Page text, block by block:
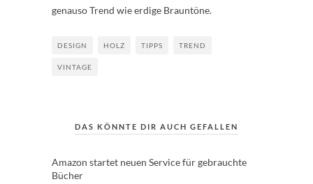
genauso Trend wie erdige Brauntöne.
DESIGN HOLZ TIPPS TREND
VINTAGE
DAS KÖNNTE DIR AUCH GEFALLEN
Amazon startet neuen Service für gebrauchte
Bücher